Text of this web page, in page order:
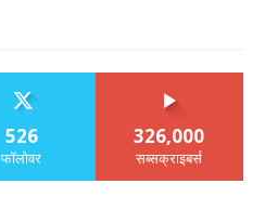
526
फॉलोवर
326,000
सब्सक्राइबर्स